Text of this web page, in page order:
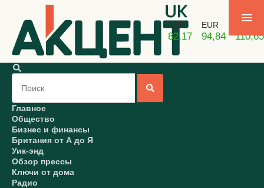
USD
82,17
EUR
94,84 110,65
Главное
Общество
Бизнес и финансы
Британия от А до Я
Уик-энд
Обзор прессы
Ключи от дома
Радио